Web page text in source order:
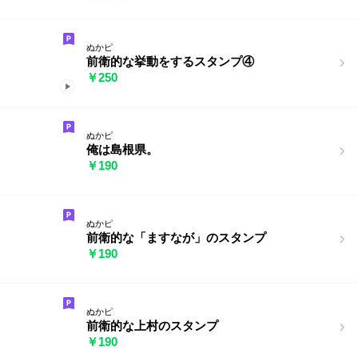
ぬかピ
前衛的な挙動をするスタンプ④
￥250
ぬかピ
俺は島根県。
￥190
ぬかピ
前衛的な「ますなが」のスタンプ
￥190
ぬかピ
前衛的な上村のスタンプ
￥190